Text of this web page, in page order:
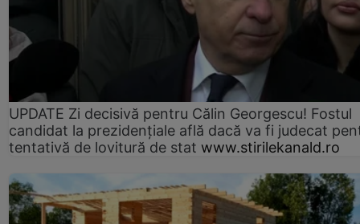
UPDATE Zi decisivă pentru Călin Georgescu! Fostul
candidat la prezidențiale află dacă va fi judecat
tentativă de lovitură de stat www.stirilekanald.ro